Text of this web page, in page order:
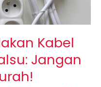
Kabel
Jangan